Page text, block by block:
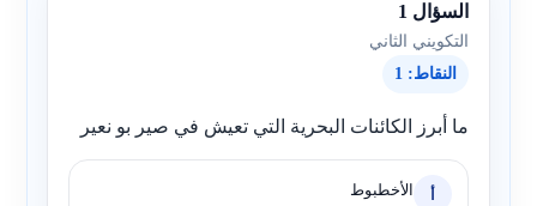
السؤال 1
التكويني الثاني
النقاط: 1
ما أبرز الكائنات البحرية التي تعيش في صير بو نعير
أ الأخطبوط